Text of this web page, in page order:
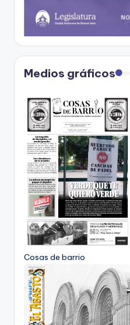
Medios gráficos
Cosas de barrio